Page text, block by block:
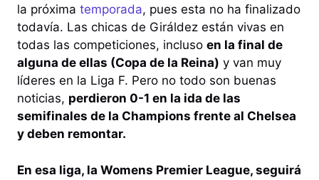
la próxima temporada, pues esta no ha finalizado
todavía. Las chicas de Giráldez están vivas en
todas las competiciones, incluso en la final de
alguna de ellas (Copa de la Reina) y van muy
líderes en la Liga F. Pero no todo son buenas
noticias, perdieron 0-1 en la ida de las
semifinales de la Champions frente al Chelsea
y deben remontar.
En esa liga, la Womens Premier League, seguirá